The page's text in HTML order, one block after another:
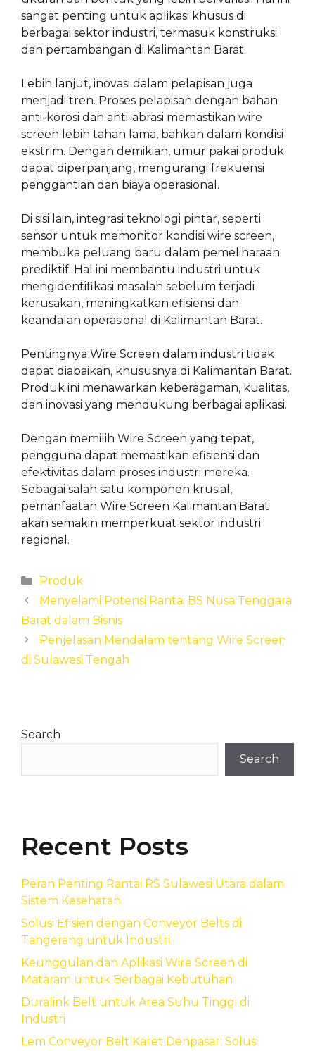
sangat penting untuk aplikasi khusus di
berbagai sektor industri, termasuk konstruksi
dan pertambangan di Kalimantan Barat.
Lebih lanjut, inovasi dalam pelapisan juga
menjadi tren. Proses pelapisan dengan bahan
anti-korosi dan anti-abrasi memastikan wire
screen lebih tahan lama, bahkan dalam kondisi
ekstrim. Dengan demikian, umur pakai produk
dapat diperpanjang, mengurangi frekuensi
penggantian dan biaya operasional.
Di sisi lain, integrasi teknologi pintar, seperti
sensor untuk memonitor kondisi wire screen,
membuka peluang baru dalam pemeliharaan
prediktif. Hal ini membantu industri untuk
mengidentifikasi masalah sebelum terjadi
kerusakan, meningkatkan efisiensi dan
keandalan operasional di Kalimantan Barat.
Pentingnya Wire Screen dalam industri tidak
dapat diabaikan, khususnya di Kalimantan Barat.
Produk ini menawarkan keberagaman, kualitas,
dan inovasi yang mendukung berbagai aplikasi.
Dengan memilih Wire Screen yang tepat,
pengguna dapat memastikan efisiensi dan
efektivitas dalam proses industri mereka.
Sebagai salah satu komponen krusial,
pemanfaatan Wire Screen Kalimantan Barat
akan semakin memperkuat sektor industri
regional.
Categories
Produk
Menyelami Potensi Rantai BS Nusa Tenggara
Barat dalam Bisnis
Penjelasan Mendalam tentang Wire Screen
di Sulawesi Tengah
Search
Search
Recent Posts
Peran Penting Rantai RS Sulawesi Utara dalam
Sistem Kesehatan
Solusi Efisien dengan Conveyor Belts di
Tangerang untuk Industri
Keunggulan dan Aplikasi Wire Screen di
Mataram untuk Berbagai Kebutuhan
Duralink Belt untuk Area Suhu Tinggi di
Industri
Lem Conveyor Belt Karet Denpasar: Solusi